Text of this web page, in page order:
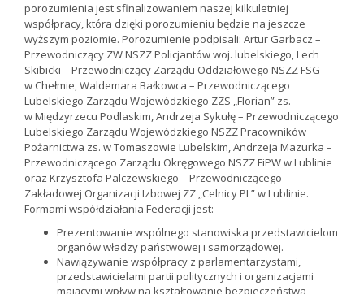
porozumienia jest sfinalizowaniem naszej kilkuletniej
współpracy, która dzięki porozumieniu będzie na jeszcze
wyższym poziomie. Porozumienie podpisali: Artur Garbacz –
Przewodniczący ZW NSZZ Policjantów woj. lubelskiego, Lech
Skibicki – Przewodniczący Zarządu Oddziałowego NSZZ FSG
w Chełmie, Waldemara Bałkowca – Przewodniczącego
Lubelskiego Zarządu Wojewódzkiego ZZS „Florian” zs.
w Międzyrzecu Podlaskim, Andrzeja Sykułę – Przewodniczącego
Lubelskiego Zarządu Wojewódzkiego NSZZ Pracowników
Pożarnictwa zs. w Tomaszowie Lubelskim, Andrzeja Mazurka –
Przewodniczącego Zarządu Okręgowego NSZZ FiPW w Lublinie
oraz Krzysztofa Palczewskiego – Przewodniczącego
Zakładowej Organizacji Izbowej ZZ „Celnicy PL” w Lublinie.
Formami współdziałania Federacji jest:
Prezentowanie wspólnego stanowiska przedstawicielom
organów władzy państwowej i samorządowej.
Nawiązywanie współpracy z parlamentarzystami,
przedstawicielami partii politycznych i organizacjami